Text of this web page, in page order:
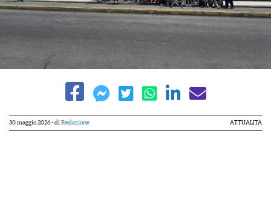
30 maggio 2026- di Redazione ATTUALITÀ